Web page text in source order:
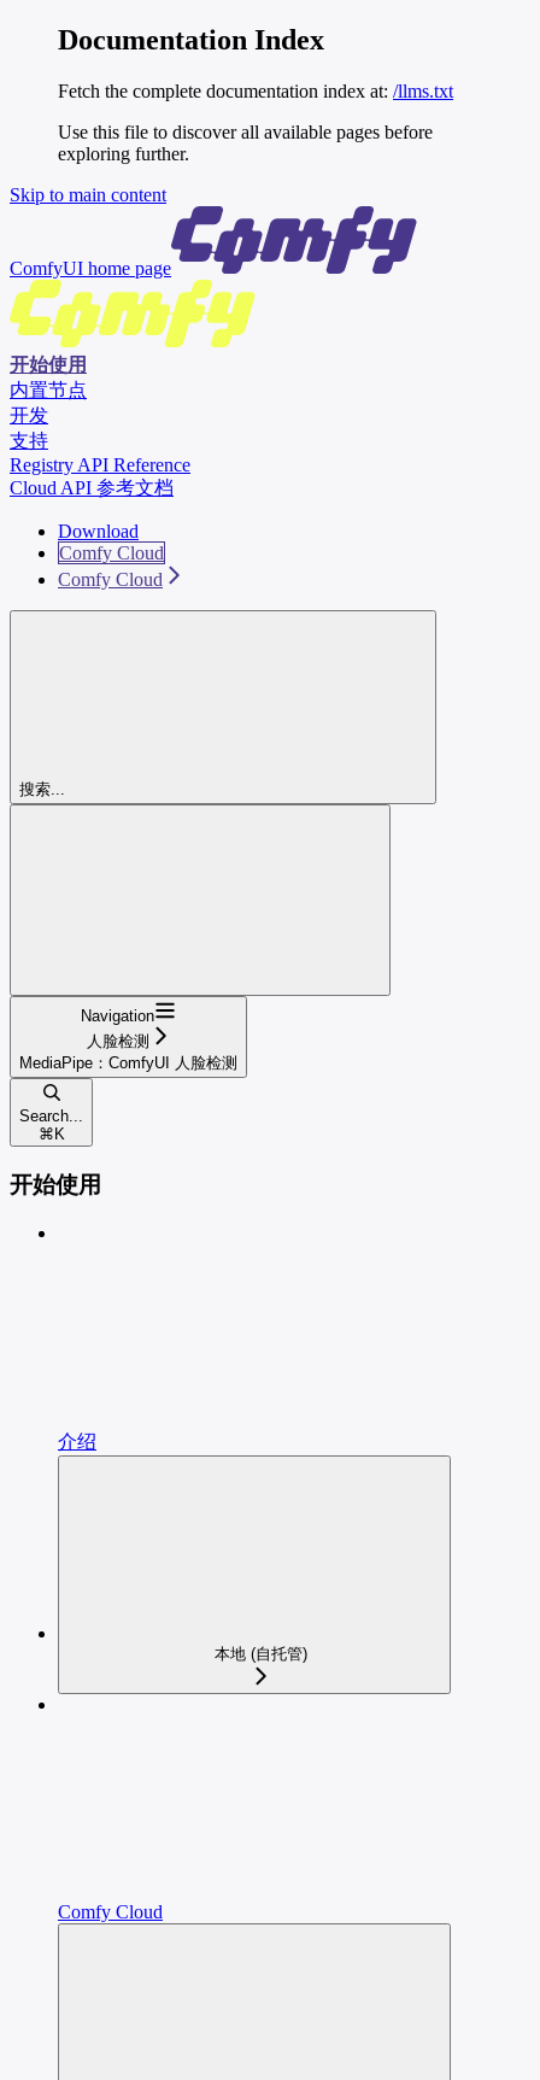
Documentation Index
Fetch the complete documentation index at: /llms.txt
Use this file to discover all available pages before
exploring further.
Skip to main content
ComfyUI home page
开始使用
内置节点
开发
支持
Registry API Reference
Cloud API 参考文档
Download
Comfy Cloud
Comfy Cloud
搜索...
Navigation
人脸检测
MediaPipe：ComfyUI 人脸检测
Search...
⌘ K
开始使用
介绍
本地 (自托管)
Comfy Cloud